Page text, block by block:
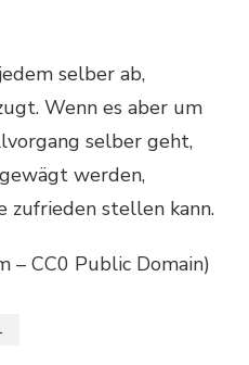
selber ab,
Wenn es aber um
selber geht,
werden,
zufrieden stellen kann.
– CC0 Public Domain)